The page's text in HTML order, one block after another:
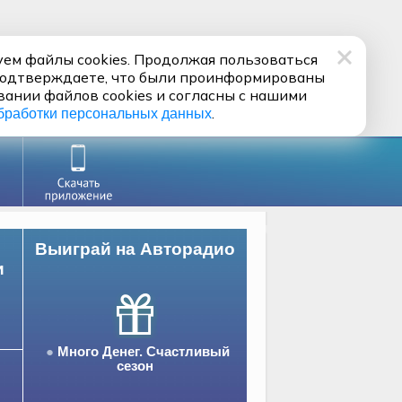
Выиграй на Авторадио
Много Денег. Счастливый
сезон
файлы cookies. Продолжая пользоваться
что были проинформированы
файлов cookies и согласны с нашими
персональных данных.